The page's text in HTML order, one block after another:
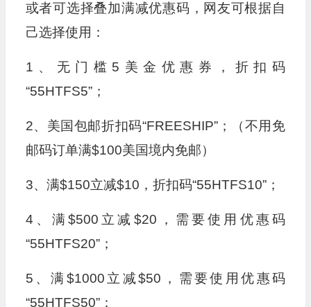
或者可选择叠加满减优惠码，网友可根据自
己选择使用：
1、无门槛5美金优惠券，折扣码
“55HTFS5”；
2、美国包邮折扣码“FREESHIP”；（不用免
邮码订单满$100美国境内免邮）
3、满$150立减$10，折扣码“55HTFS10”；
4、满$500立减$20，需要使用优惠码
“55HTFS20”；
5、满$1000立减$50，需要使用优惠码
“55HTFS50”；